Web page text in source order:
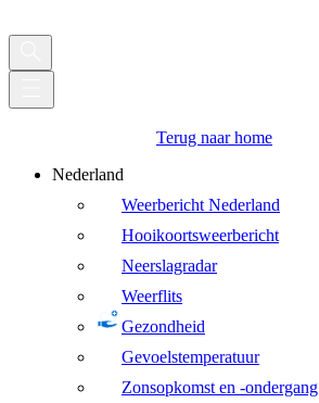
Terug naar home
Nederland
Weerbericht Nederland
Hooikoortsweerbericht
Neerslagradar
Weerflits
Gezondheid
Gevoelstemperatuur
Zonsopkomst en -ondergang